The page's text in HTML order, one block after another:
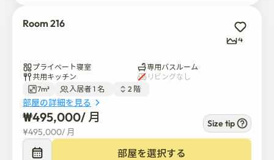
米、ラーメン、キムチが提供されています。
合わせお願いいたします。
kakao 문의 : https://open.kakao.com/o/sfMIq3fg
1ルーム 1人入室可能であり、入室契約書に基づいて適用
されます。
Room 216
4
プライベート寝室
専用バスルーム
共用キッチン
リビングなし
7m²
入居者 1 名 2 階
部屋の詳細を見る
₩495,000/ 月
¥495,000/ 月
Size tip
部屋を選択する